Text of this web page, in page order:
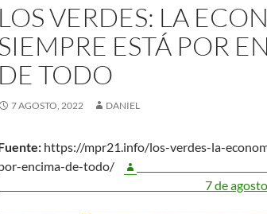
LOS VERDES: LA
ESTÁ POR
DE TODO
7 AGOSTO, 2022 DANIEL
https://mpr21.info/los-verdes-la-
encima-de-todo/
7 de agosto de